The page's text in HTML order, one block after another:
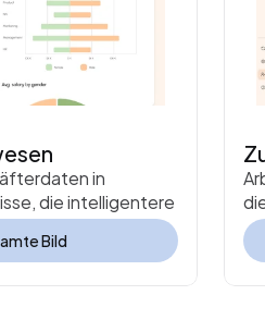
in
die intelligentere
Bild